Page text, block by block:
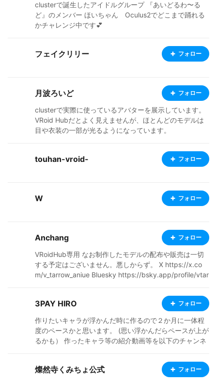
clusterで誕生したアイドルグループ 『あいどるわ〜る
ど』のメンバー ほいちゃん Oculus2でどこまで踊れる
かチャレンジ中です💕
フェイクリリー フォロー
月波ろいど フォロー
clusterで実際に使っているアバターを展示しています。
VRoid Hubだとよく見えませんが、ほとんどのモデルは
目や衣装の一部が光るようになっています。
touhan-vroid- フォロー
W フォロー
Anchang フォロー
VRoidHub専用 なお制作したモデルの配布や販売は一切
する予定はございません。悪しからず。 X https://x.co
m/v_tarrow_aniue Bluesky https://bsky.app/profile/vtar
中。 https://store.steampowered.com/app/2165280/R
AGINGSTRIKE/
3PAY HIRO フォロー
作りたいキャラが浮かんだ時に作るので２か月に一体程
度のペースかと思います。 (思い浮かんだらペースが上が
るかも） 作ったキャラ等の紹介動画等を以下のチャンネ
unds ・X(Twitter) ID: @3payHiro 呟きません。 ・制作
環境 VRoidStudio Metasequoia VRM-PartsAdder(Metas
燦然寺くみちょ公式 フォロー